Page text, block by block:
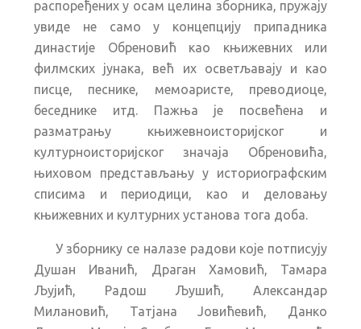
распоређених у осам целина зборника, пружају
увиде не само у концепцију припадника
династије Обреновић као књижевних или
филмских јунака, већ их осветљавају и као
писце, песнике, мемоаристе, преводиоце,
беседнике итд. Пажња је посвећена и
разматрању књижевноисторијског и
културноисторијског значаја Обреновића,
њиховом представљању у историографским
списима и периодици, као и деловању
књижевних и културних установа тога доба.
У зборнику се налазе радови које потписују
Душан Иванић, Драган Хамовић, Тамара
Љујић, Радош Љушић, Александар
Милановић, Татјана Јовићевић, Данко